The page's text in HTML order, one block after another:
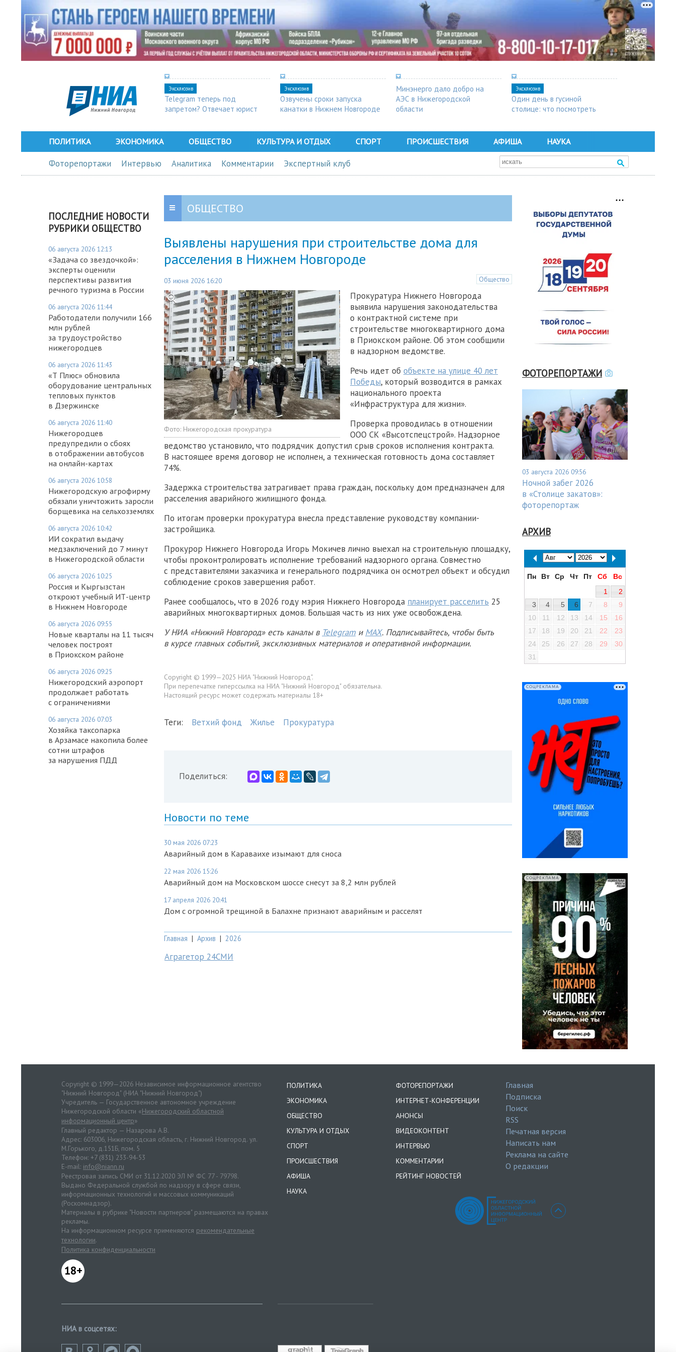
Эксклюзив
Telegram теперь под
запретом? Отвечает юрист
Эксклюзив
Озвучены сроки запуска
канатки в Нижнем Новгороде
Минэнерго дало добро на
АЭС в Нижегородской
области
Эксклюзив
Один день в гусиной
столице: что посмотреть
ПОЛИТИКА ЭКОНОМИКА ОБЩЕСТВО КУЛЬТУРА И ОТДЫХ СПОРТ ПРОИСШЕСТВИЯ АФИША НАУКА
Фоторепортажи Интервью Аналитика Комментарии Экспертный клуб
ПОСЛЕДНИЕ НОВОСТИ
РУБРИКИ ОБЩЕСТВО
06 августа 2026 12:13
«Задача со звездочкой»:
эксперты оценили
перспективы развития
речного туризма в России
06 августа 2026 11:44
Работодатели получили 166
млн рублей
за трудоустройство
нижегородцев
06 августа 2026 11:43
«Т Плюс» обновила
оборудование центральных
тепловых пунктов
в Дзержинске
06 августа 2026 11:40
Нижегородцев
предупредили о сбоях
в отображении автобусов
на онлайн-картах
06 августа 2026 10:58
Нижегородскую агрофирму
обязали уничтожить заросли
борщевика на сельхозземлях
06 августа 2026 10:42
ИИ сократил выдачу
медзаключений до 7 минут
в Нижегородской области
06 августа 2026 10:25
Россия и Кыргызстан
откроют учебный ИТ-центр
в Нижнем Новгороде
06 августа 2026 09:55
Новые кварталы на 11 тысяч
человек построят
в Приокском районе
06 августа 2026 09:25
Нижегородский аэропорт
продолжает работать
с ограничениями
06 августа 2026 07:03
Хозяйка таксопарка
в Арзамасе накопила более
сотни штрафов
за нарушения ПДД
ОБЩЕСТВО
Выявлены нарушения при строительстве дома для
расселения в Нижнем Новгороде
03 июня 2026 16:20 Общество
Фото: Нижегородская прокуратура
Прокуратура Нижнего Новгорода
выявила нарушения законодательства
о контрактной системе при
строительстве многоквартирного дома
в Приокском районе. Об этом сообщили
в надзорном ведомстве.
Речь идет об объекте на улице 40 лет
Победы, который возводится в рамках
национального проекта
«Инфраструктура для жизни».
Проверка проводилась в отношении
ООО СК «Высотспецстрой». Надзорное
ведомство установило, что подрядчик допустил срыв сроков исполнения контракта.
В настоящее время договор не исполнен, а техническая готовность дома составляет
74%.
Задержка строительства затрагивает права граждан, поскольку дом предназначен для
расселения аварийного жилищного фонда.
По итогам проверки прокуратура внесла представление руководству компании-
застройщика.
Прокурор Нижнего Новгорода Игорь Мокичев лично выехал на строительную площадку,
чтобы проконтролировать исполнение требований надзорного органа. Совместно
с представителями заказчика и генерального подрядчика он осмотрел объект и обсудил
соблюдение сроков завершения работ.
Ранее сообщалось, что в 2026 году мэрия Нижнего Новгорода планирует расселить 25
аварийных многоквартирных домов. Большая часть из них уже освобождена.
У НИА «Нижний Новгород» есть каналы в Telegram и MAX. Подписывайтесь, чтобы быть
в курсе главных событий, эксклюзивных материалов и оперативной информации.
Copyright © 1999—2025 НИА "Нижний Новгород".
При перепечатке гиперссылка на НИА "Нижний Новгород" обязательна.
Настоящий ресурс может содержать материалы 18+
Теги: Ветхий фонд Жилье Прокуратура
Поделиться:
Новости по теме
30 мая 2026 07:23
Аварийный дом в Караваихе изымают для сноса
22 мая 2026 15:26
Аварийный дом на Московском шоссе снесут за 8,2 млн рублей
17 апреля 2026 20:41
Дом с огромной трещиной в Балахне признают аварийным и расселят
Главная | Архив | 2026
Аграгетор 24СМИ
ФОТОРЕПОРТАЖИ
03 августа 2026 09:56
Ночной забег 2026
в «Столице закатов»:
фоторепортаж
АРХИВ
Пн Вт Ср Чт Пт Сб
Вс
1
2
3
4 5 6 7 8
9
10
11 12 13 14 15
16
17
18 19 20 21 22
23
24
25 26 27 28 29
30
31
СОЦРЕКЛАМА
СОЦРЕКЛАМА
Copyright © 1999—2026 Независимое информационное агентство
"Нижний Новгород" (НИА "Нижний Новгород")
Учредитель — Государственное автономное учреждение
Нижегородской области «Нижегородский областной
информационный центр»
Главный редактор — Назарова А.В.
Адрес: 603006, Нижегородская область, г. Нижний Новгород. ул.
М.Горького, д.151Б, пом. 5
Телефон: +7 (831) 233-94-53
E-mail: info@niann.ru
Реестровая запись СМИ от 31.12.2020 ЭЛ № ФС 77 - 79798.
Выдано Федеральной службой по надзору в сфере связи,
информационных технологий и массовых коммуникаций
(Роскомнадзор).
Материалы в рубрике "Новости партнеров" размещаются на правах
рекламы.
На информационном ресурсе применяются рекомендательные
технологии.
Политика конфиденциальности
18+
ПОЛИТИКА
ЭКОНОМИКА
ОБЩЕСТВО
КУЛЬТУРА И ОТДЫХ
СПОРТ
ПРОИСШЕСТВИЯ
АФИША
НАУКА
ФОТОРЕПОРТАЖИ
ИНТЕРНЕТ-КОНФЕРЕНЦИИ
АНОНСЫ
ВИДЕОКОНТЕНТ
ИНТЕРВЬЮ
КОММЕНТАРИИ
РЕЙТИНГ НОВОСТЕЙ
Главная
Подписка
Поиск
RSS
Печатная версия
Написать нам
Реклама на сайте
О редакции
НИА в соцсетях: